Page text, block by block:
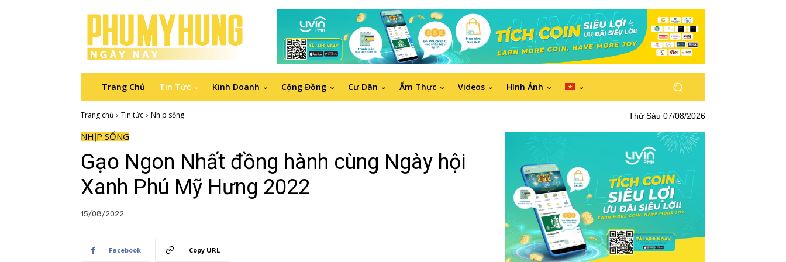
Trang Chủ Tin Tức Kinh Doanh Cộng Đồng Cư Dân Ẩm Thực Videos Hình Ảnh
Trang chủ Tin tức Nhịp sống Thứ Sáu 07/08/2026
NHỊP SỐNG
Gạo Ngon Nhất đồng hành cùng Ngày hội
Xanh Phú Mỹ Hưng 2022
15/08/2022
Facebook Copy URL